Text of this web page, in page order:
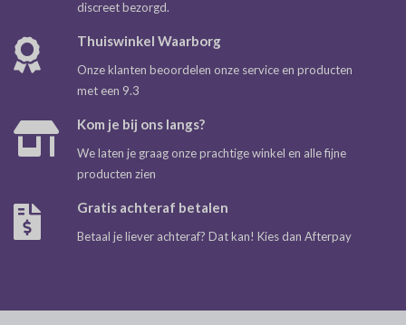
discreet bezorgd.
Thuiswinkel Waarborg
Onze klanten beoordelen onze service en producten
met een 9.3
Kom je bij ons langs?
We laten je graag onze prachtige winkel en alle fijne
producten zien
Gratis achteraf betalen
Betaal je liever achteraf? Dat kan! Kies dan Afterpay